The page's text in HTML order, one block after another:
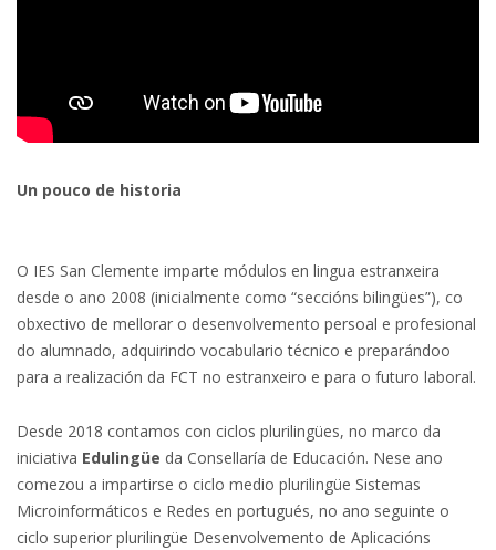
Un pouco de historia
O IES San Clemente imparte módulos en lingua estranxeira
desde o ano 2008 (inicialmente como “seccións bilingües”), co
obxectivo de mellorar o desenvolvemento persoal e profesional
do alumnado, adquirindo vocabulario técnico e preparándoo
para a realización da FCT no estranxeiro e para o futuro laboral.
Desde 2018 contamos con ciclos plurilingües, no marco da
iniciativa Edulingüe da Consellaría de Educación. Nese ano
comezou a impartirse o ciclo medio plurilingüe Sistemas
Microinformáticos e Redes en portugués, no ano seguinte o
ciclo superior plurilingüe Desenvolvemento de Aplicacións